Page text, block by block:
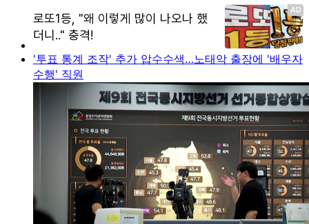
'투표 통계 조작' 추가 압수수색…노태악 출장에 '배우자
수행' 직원